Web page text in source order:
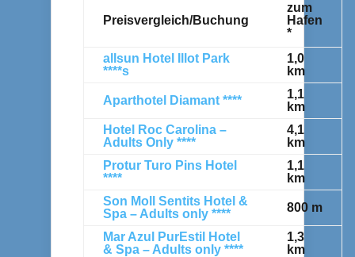
Preisvergleich/Buchung
zum
Hafen
*
allsun Hotel Illot Park
****s
1,0
km
Aparthotel Diamant ****
1,1
km
Hotel Roc Carolina –
Adults Only ****
4,1
km
Protur Turo Pins Hotel
****
1,1
km
Son Moll Sentits Hotel &
Spa – Adults only ****
800 m
Mar Azul PurEstil Hotel
& Spa – Adults only ****
1,3
km